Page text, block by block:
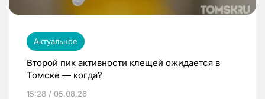
Актуальное
Второй пик активности клещей ожидается в
Томске — когда?
15:28 / 05.08.26